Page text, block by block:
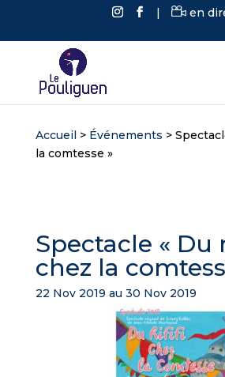
| en
Accueil> Événements >
la comtesse »
Spectacle « Du
chez la
22 Nov 2019 au 30 Nov 2019